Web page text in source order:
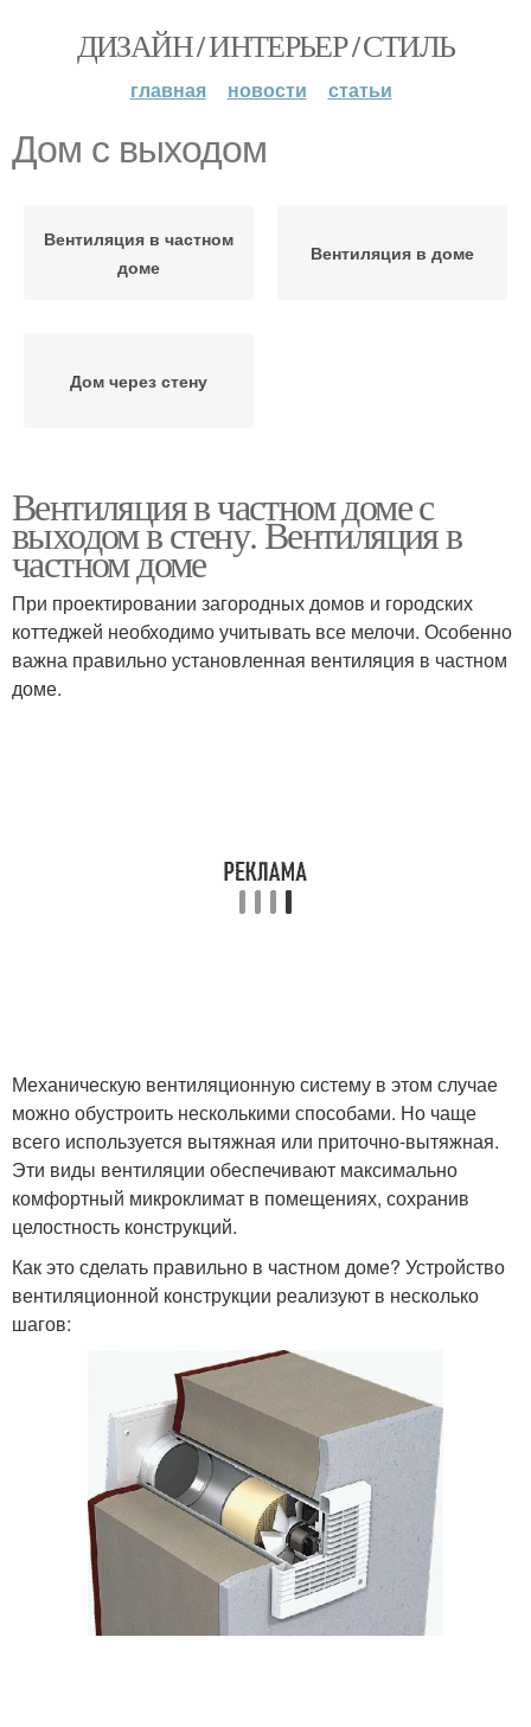
ДИЗАЙН / ИНТЕРЬЕР / СТИЛЬ
главная новости статьи
Дом с выходом
Вентиляция в частном
доме
Вентиляция в доме
Дом через стену
Вентиляция в частном доме с
выходом в стену. Вентиляция в
частном доме
При проектировании загородных домов и городских
коттеджей необходимо учитывать все мелочи. Особенно
важна правильно установленная вентиляция в частном
доме.
Механическую вентиляционную систему в этом случае
можно обустроить несколькими способами. Но чаще
всего используется вытяжная или приточно-вытяжная.
Эти виды вентиляции обеспечивают максимально
комфортный микроклимат в помещениях, сохранив
целостность конструкций.
Как это сделать правильно в частном доме? Устройство
вентиляционной конструкции реализуют в несколько
шагов: